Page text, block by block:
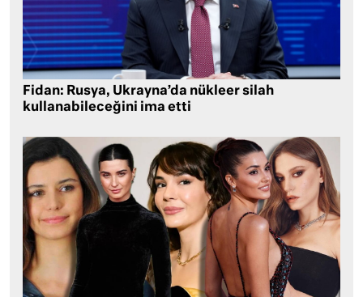
Fidan: Rusya, Ukrayna’da nükleer silah
kullanabileceğini ima etti